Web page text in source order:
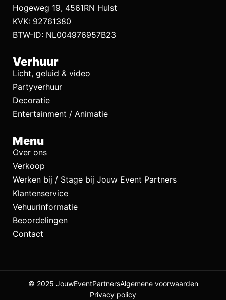
Hogeweg 19, 4561RN Hulst
KVK: 92761380
BTW-ID: NL004976957B23
Verhuur
Licht, geluid & video
Partyverhuur
Decoratie
Entertainment / Animatie
Menu
Over ons
Verkoop
Werken bij / Stage bij Jouw Event Partners
Klantenservice
Vehuurinformatie
Beoordelingen
Contact
© 2025 JouwEventPartnersAlgemene voorwaarden
Privacy policy